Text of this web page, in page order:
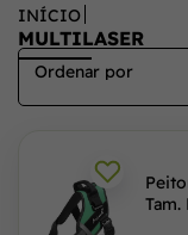
INÍCIO
MULTILASER